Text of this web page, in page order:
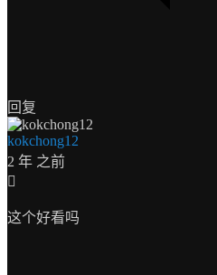
回复
kokchong12
2 年 之前
这个好看吗